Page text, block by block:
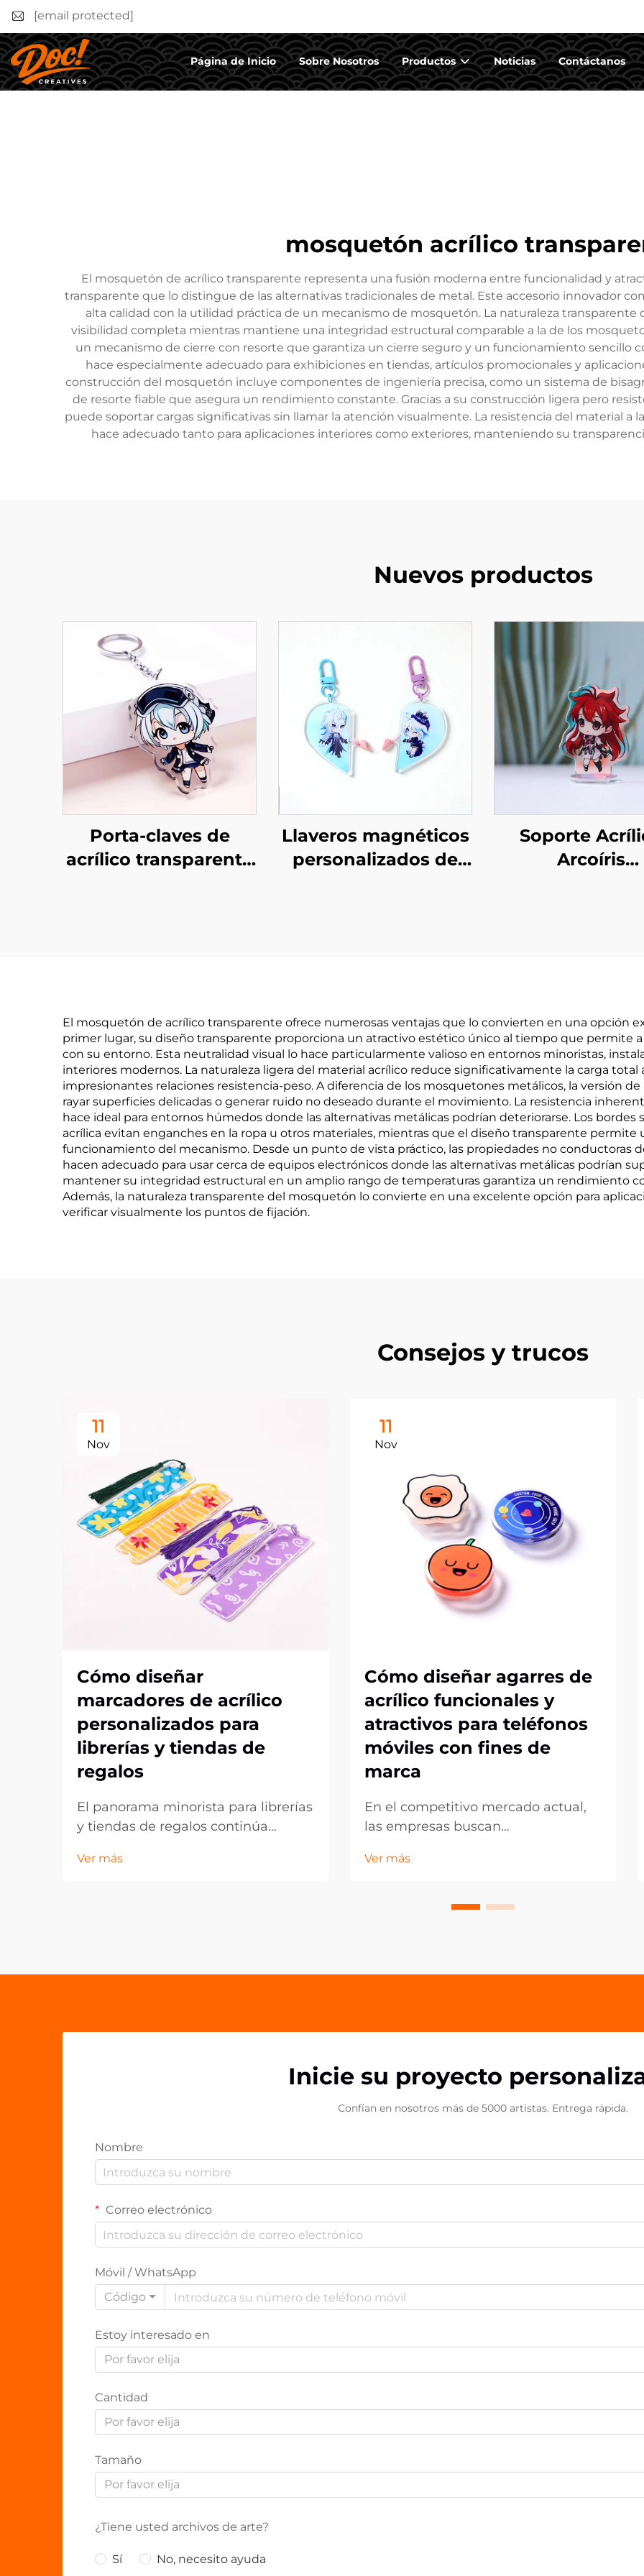
[email protected]
Página de Inicio Sobre Nosotros Productos Noticias Contáctanos
mosquetón acrílico
El mosquetón de acrílico transparente representa una fusión moderna entre funcionalidad y
transparente que lo distingue de las alternativas tradicionales de metal. Este accesorio innovador
alta calidad con la utilidad práctica de un mecanismo de mosquetón. La naturaleza
visibilidad completa mientras mantiene una integridad estructural comparable a la de los
un mecanismo de cierre con resorte que garantiza un cierre seguro y un funcionamiento sencillo
hace especialmente adecuado para exhibiciones en tiendas, artículos promocionales y
construcción del mosquetón incluye componentes de ingeniería precisa, como un sistema de
de resorte fiable que asegura un rendimiento constante. Gracias a su construcción ligera pero
puede soportar cargas significativas sin llamar la atención visualmente. La resistencia del material a
hace adecuado tanto para aplicaciones interiores como exteriores, manteniendo su
Nuevos productos
Porta-claves de
acrílico transparente
Llaveros magnéticos
personalizados de
Soporte
Arcoíris
El mosquetón de acrílico transparente ofrece numerosas ventajas que lo convierten en una opción
primer lugar, su diseño transparente proporciona un atractivo estético único al tiempo que permite
con su entorno. Esta neutralidad visual lo hace particularmente valioso en entornos minoristas,
interiores modernos. La naturaleza ligera del material acrílico reduce significativamente la carga
impresionantes relaciones resistencia-peso. A diferencia de los mosquetones metálicos, la versión
rayar superficies delicadas o generar ruido no deseado durante el movimiento. La resistencia
hace ideal para entornos húmedos donde las alternativas metálicas podrían deteriorarse. Los bordes
acrílica evitan enganches en la ropa u otros materiales, mientras que el diseño transparente permite
funcionamiento del mecanismo. Desde un punto de vista práctico, las propiedades no conductoras
hacen adecuado para usar cerca de equipos electrónicos donde las alternativas metálicas podrían
mantener su integridad estructural en un amplio rango de temperaturas garantiza un rendimiento
Además, la naturaleza transparente del mosquetón lo convierte en una excelente opción para
verificar visualmente los puntos de fijación.
Consejos y trucos
11
Nov
Cómo diseñar
marcadores de acrílico
personalizados para
librerías y tiendas de
regalos
El panorama minorista para librerías
y tiendas de regalos continúa
buscan cada vez más artículos
Ver más
11
Nov
Cómo diseñar agarres de
acrílico funcionales y
atractivos para teléfonos
móviles con fines de
marca
En el competitivo mercado actual,
las empresas buscan
innovadoras de promocionar su
práctico a los clientes. Los soportes
Ver más
Inicie su proyecto
Confían en nosotros más de 5000 artistas. Entrega rápida.
Nombre
Correo electrónico
Móvil / WhatsApp
Código
Estoy interesado en
Por favor elija
Cantidad
Por favor elija
Tamaño
Por favor elija
¿Tiene usted archivos de arte?
Sí No, necesito ayuda